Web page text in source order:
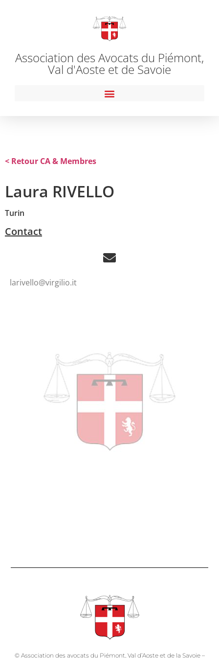
Association des Avocats du Piémont,
Val d'Aoste et de Savoie
< Retour CA & Membres
Laura RIVELLO
Turin
Contact
larivello@virgilio.it
© Association des avocats du Piémont, Val d’Aoste et de la Savoie –